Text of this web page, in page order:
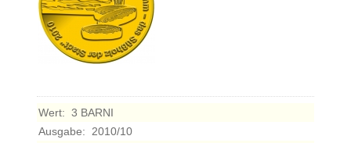
Wert: 3 BARNI
Ausgabe:
2010/10